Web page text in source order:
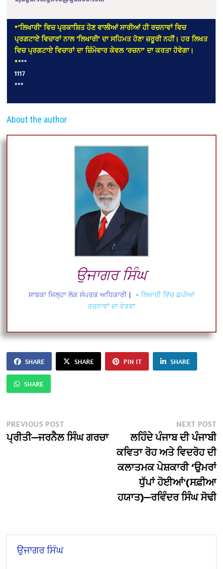
*’ਲਿਖਾਰੀ’ ਵਿਚ ਪ੍ਰਕਾਸ਼ਿਤ ਹੋਣ ਵਾਲੀਆਂ ਸਾਰੀਆਂ ਹੀ ਰਚਨਾਵਾਂ ਵਿਚ
ਪ੍ਰਗਟਾਏ ਵਿਚਾਰਾਂ ਨਾਲ ‘ਲਿਖਾਰੀ’ ਦਾ ਸਹਿਮਤ ਹੋਣਾ ਜ਼ਰੂਰੀ ਨਹੀਂ। ਹਰ ਲਿਖਤ
ਵਿਚ ਪ੍ਰਗਟਾਏ ਵਿਚਾਰਾਂ ਦਾ ਜ਼ਿੰਮੇਵਾਰ ਕੇਵਲ ‘ਰਚਨਾ’ ਦਾ ਕਰਤਾ ਹੋਵੇਗਾ।
****
1117
***
About the author
ਉਜਾਗਰ ਸਿੰਘ
ਸਾਬਕਾ ਜਿਲ੍ਹਾ ਲੋਕ ਸੰਪਰਕ ਅਧਿਕਾਰੀ |
+ ਲਿਖਾਰੀ ਵਿੱਚ ਛਪੀਆਂ
ਰਚਨਾਵਾਂ ਦਾ ਵੇਰਵਾ
SHARE SHARE PIN IT SHARE
SHARE
Post
navigation
PREVIOUS POSTPrevious
post:
ਪ੍ਰੀਤੀ—ਜਰਨੈਲ ਸਿੰਘ ਗਰਚਾ
NEXT POST
ਲਹਿੰਦੇ ਪੰਜਾਬ ਦੀ ਪੰਜਾਬੀ
ਕਵਿਤਾ ਰੋਹ ਅਤੇ ਵਿਦਰੋਹ ਦੀ
ਕਲਾਤਮਕ ਪੇਸ਼ਕਾਰੀ ‘ਉਮਰਾਂ
ਧੁੱਪਾਂ ਹੋਈਆਂ'(ਸਫ਼ੀਆ
ਹਯਾਤ)—ਰਵਿੰਦਰ ਸਿੰਘ ਸੋਢੀ
ਉਜਾਗਰ ਸਿੰਘ